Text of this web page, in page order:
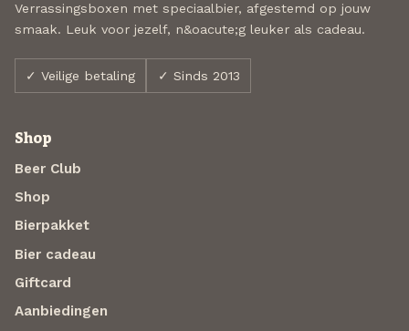
Verrassingsboxen met speciaalbier, afgestemd op jouw
smaak. Leuk voor jezelf, n&oacute;g leuker als cadeau.
✓ Veilige betaling ✓ Sinds 2013
Shop
Beer Club
Shop
Bierpakket
Bier cadeau
Giftcard
Aanbiedingen